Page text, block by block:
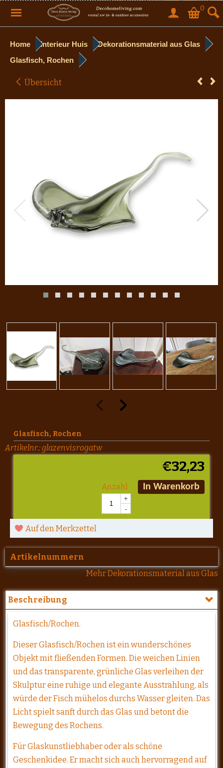
0
Home Interieur Huis
Dekorationsmaterial aus Glas
Glasfisch, Rochen
Übersicht
Glasfisch, Rochen
Artikelnr.:glazenvisrogatw
€32,23
Anzahl
+
-
In Warenkorb
Auf den Merkzettel
Artikelnummern
Mehr Dekorationsmaterial aus Glas
Beschreibung
Glasfisch/Rochen.
Dieser Glasfisch/Rochen ist ein wunderschönes
Objekt mit fließenden Formen. Die weichen Linien
und das transparente, grünliche Glas verleihen der
Skulptur eine ruhige und elegante Ausstrahlung, als
würde der Fisch mühelos durchs Wasser gleiten. Das
Licht spielt sanft durch das Glas und betont die
Bewegung des Rochens.
Für Glaskunstliebhaber oder als schöne
Geschenkidee. Er macht sich auch hervorragend auf